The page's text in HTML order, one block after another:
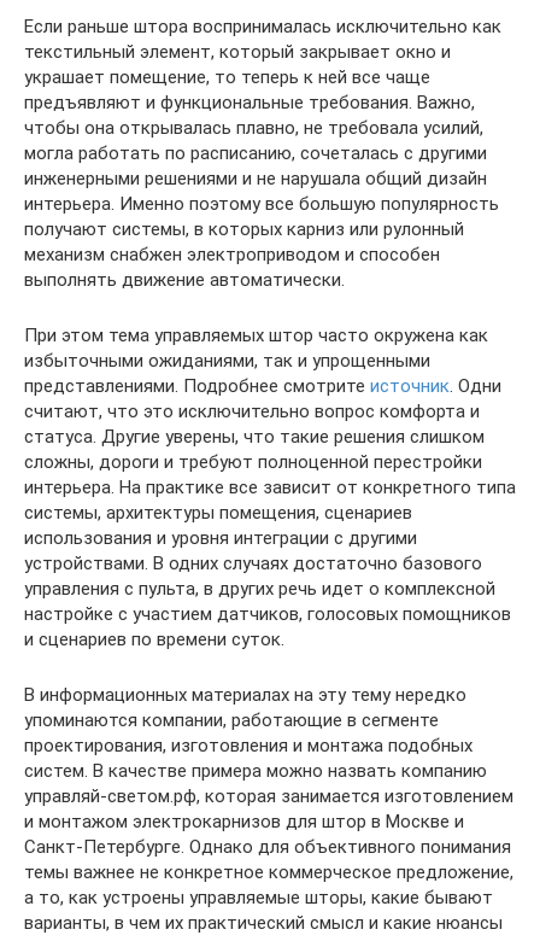
Если раньше штора воспринималась исключительно как
текстильный элемент, который закрывает окно и
украшает помещение, то теперь к ней все чаще
предъявляют и функциональные требования. Важно,
чтобы она открывалась плавно, не требовала усилий,
могла работать по расписанию, сочеталась с другими
инженерными решениями и не нарушала общий дизайн
интерьера. Именно поэтому все большую популярность
получают системы, в которых карниз или рулонный
механизм снабжен электроприводом и способен
выполнять движение автоматически.
При этом тема управляемых штор часто окружена как
избыточными ожиданиями, так и упрощенными
представлениями. Подробнее смотрите источник. Одни
считают, что это исключительно вопрос комфорта и
статуса. Другие уверены, что такие решения слишком
сложны, дороги и требуют полноценной перестройки
интерьера. На практике все зависит от конкретного типа
системы, архитектуры помещения, сценариев
использования и уровня интеграции с другими
устройствами. В одних случаях достаточно базового
управления с пульта, в других речь идет о комплексной
настройке с участием датчиков, голосовых помощников
и сценариев по времени суток.
В информационных материалах на эту тему нередко
упоминаются компании, работающие в сегменте
проектирования, изготовления и монтажа подобных
систем. В качестве примера можно назвать компанию
управляй-светом.рф, которая занимается изготовлением
и монтажом электрокарнизов для штор в Москве и
Санкт-Петербурге. Однако для объективного понимания
темы важнее не конкретное коммерческое предложение,
а то, как устроены управляемые шторы, какие бывают
варианты, в чем их практический смысл и какие нюансы